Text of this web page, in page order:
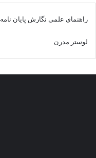
راهنمای علمی نگارش پایان نامه
لوستر مدرن